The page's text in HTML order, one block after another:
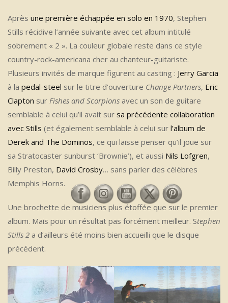
Après une première échappée en solo en 1970, Stephen
Stills récidive l’année suivante avec cet album intitulé
sobrement « 2 ». La couleur globale reste dans ce style
country-rock-americana cher au chanteur-guitariste.
Plusieurs invités de marque figurent au casting : Jerry Garcia
à la pedal-steel sur le titre d’ouverture Change Partners, Eric
Clapton sur Fishes and Scorpions avec un son de guitare
semblable à celui qu’il avait sur sa précédente collaboration
avec Stills (et également semblable à celui sur l’album de
Derek and The Dominos, ce qui laisse penser qu’il joue sur
sa Stratocaster sunburst ‘Brownie’), et aussi Nils Lofgren,
Billy Preston, David Crosby… sans parler des célèbres
Memphis Horns.
Une brochette de musiciens plus étoffée que sur le premier
album. Mais pour un résultat pas forcément meilleur. Stephen
Stills 2 a d’ailleurs été moins bien accueilli que le disque
précédent.